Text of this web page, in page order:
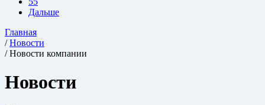
Дальше
Главная
/Новости
/ Новости компании
Новости